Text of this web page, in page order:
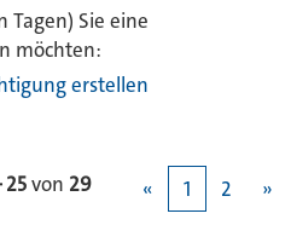
Tagen) Sie eine
möchten:
erstellen
25von 29 « 1 2 »